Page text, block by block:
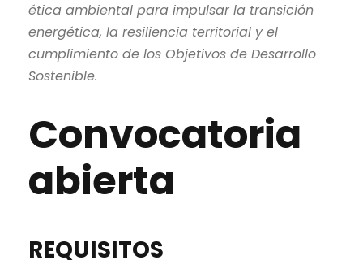
ética ambiental para impulsar la transición
energética, la resiliencia territorial y el
cumplimiento de los Objetivos de Desarrollo
Sostenible.
Convocatoria
abierta
REQUISITOS